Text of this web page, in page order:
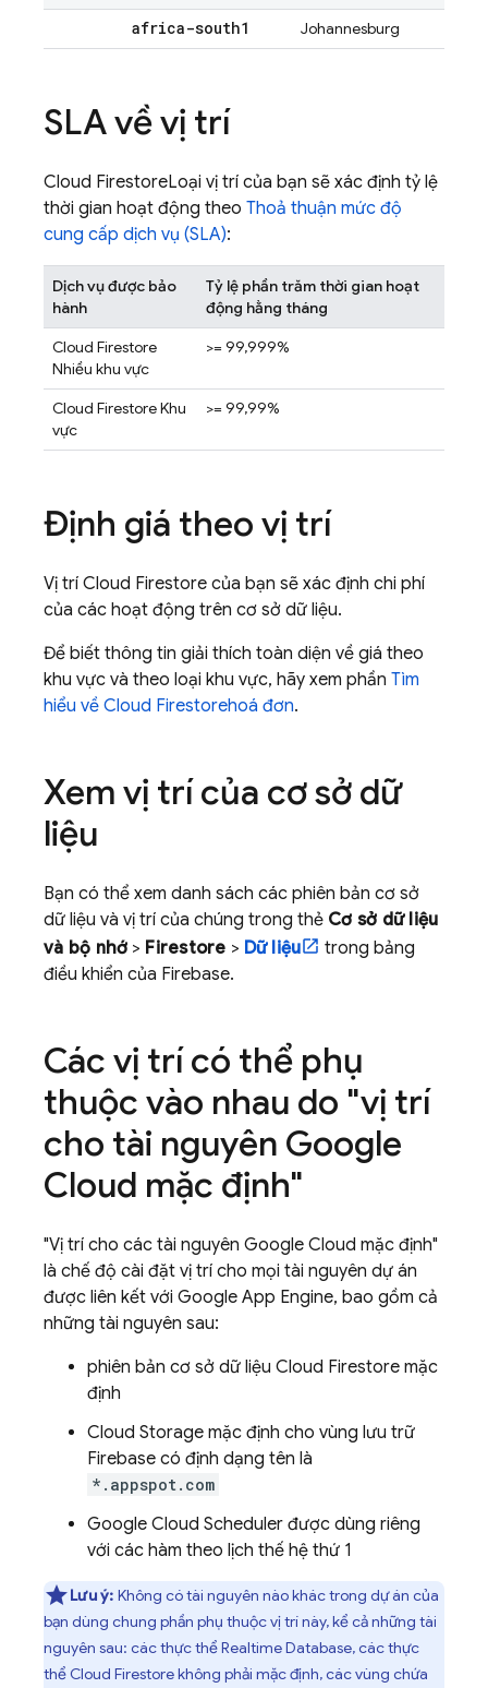
africa-south1 Johannesburg
SLA về vị trí
Cloud FirestoreLoại vị trí của bạn sẽ xác định tỷ lệ
thời gian hoạt động theo Thoả thuận mức độ
cung cấp dịch vụ (SLA):
Dịch vụ được bảo
hành
Tỷ lệ phần trăm thời gian hoạt
động hằng tháng
Cloud Firestore
Nhiều khu vực
>= 99,999%
Cloud FirestoreKhu
vực
>= 99,99%
Định giá theo vị trí
Vị trí Cloud Firestore của bạn sẽ xác định chi phí
của các hoạt động trên cơ sở dữ liệu.
Để biết thông tin giải thích toàn diện về giá theo
khu vực và theo loại khu vực, hãy xem phần Tìm
hiểu về Cloud Firestorehoá đơn.
Xem vị trí của cơ sở dữ
liệu
Bạn có thể xem danh sách các phiên bản cơ sở
dữ liệu và vị trí của chúng trong thẻ Cơ sở dữ liệu
và bộ nhớ > Firestore > Dữ liệu
trong bảng
điều khiển của Firebase.
Các vị trí có thể phụ
thuộc vào nhau do "vị trí
cho tài nguyên Google
Cloud mặc định"
"Vị trí cho các tài nguyên Google Cloud mặc định"
là chế độ cài đặt vị trí cho mọi tài nguyên dự án
được liên kết với Google App Engine, bao gồm cả
những tài nguyên sau:
phiên bản cơ sở dữ liệu Cloud Firestore mặc
định
Cloud Storage mặc định cho vùng lưu trữ
Firebase có định dạng tên là
*.appspot.com
Google Cloud Scheduler được dùng riêng
với các hàm theo lịch thế hệ thứ 1
Lưu ý: Không có tài nguyên nào khác trong dự án của
bạn dùng chung phần phụ thuộc vị trí này, kể cả những tài
nguyên sau: các thực thể Realtime Database, các thực
thể Cloud Firestorekhông phải mặc định, các vùng chứa